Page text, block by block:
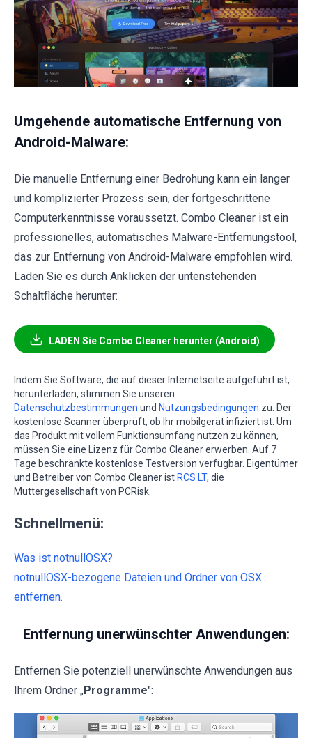
Umgehende automatische Entfernung von
Android-Malware:
Die manuelle Entfernung einer Bedrohung kann ein langer
und komplizierter Prozess sein, der fortgeschrittene
Computerkenntnisse voraussetzt. Combo Cleaner ist ein
professionelles, automatisches Malware-Entfernungstool,
das zur Entfernung von Android-Malware empfohlen wird.
Laden Sie es durch Anklicken der untenstehenden
Schaltfläche herunter:
LADEN Sie Combo Cleaner herunter (Android)
Indem Sie Software, die auf dieser Internetseite aufgeführt ist,
herunterladen, stimmen Sie unseren
Datenschutzbestimmungen und Nutzungsbedingungen zu. Der
kostenlose Scanner überprüft, ob Ihr mobilgerät infiziert ist. Um
das Produkt mit vollem Funktionsumfang nutzen zu können,
müssen Sie eine Lizenz für Combo Cleaner erwerben. Auf 7
Tage beschränkte kostenlose Testversion verfügbar. Eigentümer
und Betreiber von Combo Cleaner ist RCS LT, die
Muttergesellschaft von PCRisk.
Schnellmenü:
Was ist notnullOSX?
notnullOSX-bezogene Dateien und Ordner von OSX
entfernen.
Entfernung unerwünschter Anwendungen:
Entfernen Sie potenziell unerwünschte Anwendungen aus
Ihrem Ordner „Programme":